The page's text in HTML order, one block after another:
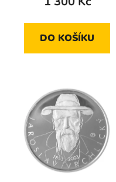
DO KOŠÍKU